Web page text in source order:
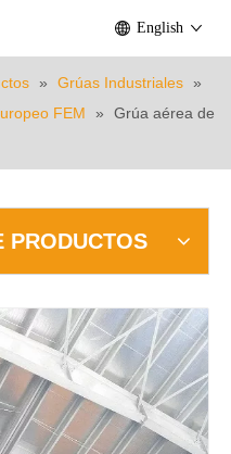
English
» Grúas Industriales »
FEM »
Grúa aérea de
PRODUCTOS